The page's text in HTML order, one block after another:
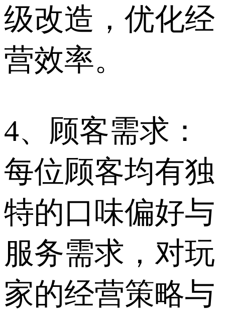
级改造，优化经
营效率。
4、顾客需求：
每位顾客均有独
特的口味偏好与
服务需求，对玩
家的经营策略与